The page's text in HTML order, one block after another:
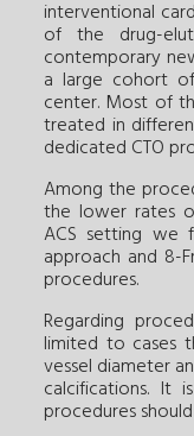
interventional
of the drug-
contemporary
a large cohort
center. Most of
treated in
dedicated CTO
Among the
the lower rates
ACS setting we
approach and 8-
procedures.
Regarding
limited to cases
vessel diameter
calcifications. It
procedures